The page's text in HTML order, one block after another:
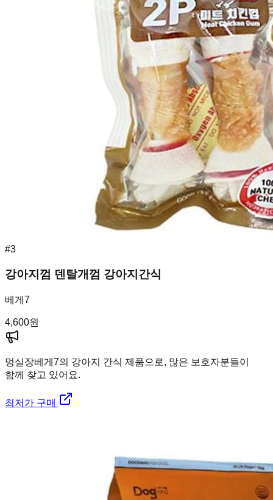
#3
강아지껌 덴탈개껌 강아지간식
베게7
4,600원
멍실장베게7의 강아지 간식 제품으로, 많은 보호자분들이
함께 찾고 있어요.
최저가 구매